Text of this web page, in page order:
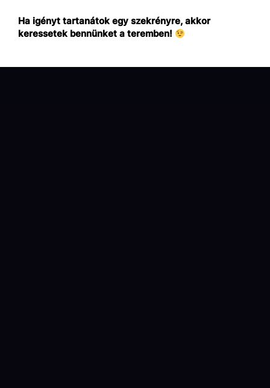
Ha igényt tartanátok egy szekrényre, akkor
keressetek bennünket a teremben!